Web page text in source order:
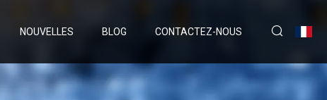
NOUVELLES BLOG CONTACTEZ-NOUS